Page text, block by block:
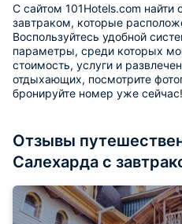
С сайтом 101Hotels.com найти
завтраком, которые
Воспользуйтесь удобной
параметры, среди которых
стоимость, услуги и
отдыхающих, посмотрите
бронируйте номер уже сейчас!
Отзывы
Салехарда с